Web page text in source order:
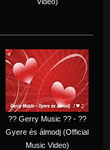
?? Gerry Music ?? - ??
Gyere és álmodj (Official
Music Video)